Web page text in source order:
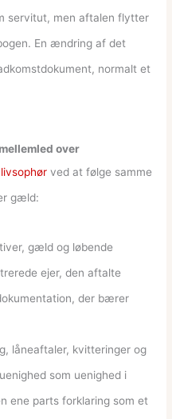
servitut, men aftalen flytter
En ændring af det
normalt et
over
ved at følge samme
gæld:
gæld og løbende
ejer, den aftalte
der bærer
låneaftaler, kvitteringer og
som uenighed i
ene parts forklaring som et